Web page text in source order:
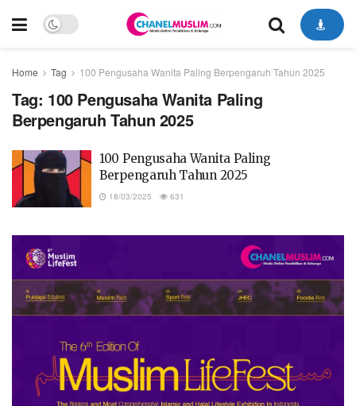
Home Tag 100 Pengusaha Wanita Paling Berpengaruh Tahun 2025
Tag: 100 Pengusaha Wanita Paling
Berpengaruh Tahun 2025
100 Pengusaha Wanita Paling
Berpengaruh Tahun 2025
18/03/2025 631